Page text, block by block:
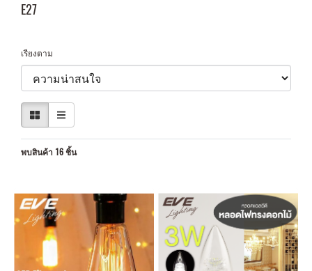
E27
เรียงตาม
พบสินค้า 16 ชิ้น